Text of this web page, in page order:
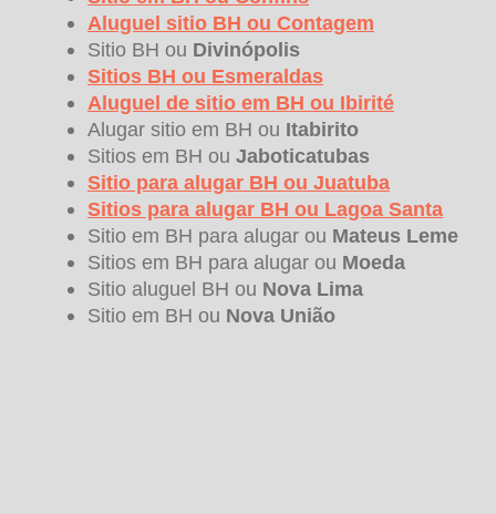
Aluguel sitio BH ou Contagem
Sitio BH ou Divinópolis
Sitios BH ou Esmeraldas
Aluguel de sitio em BH ou Ibirité
Alugar sitio em BH ou Itabirito
Sitios em BH ou Jaboticatubas
Sitio para alugar BH ou Juatuba
Sitios para alugar BH ou Lagoa Santa
Sitio em BH para alugar ou Mateus Leme
Sitios em BH para alugar ou Moeda
Sitio aluguel BH ou Nova Lima
Sitio em BH ou Nova União